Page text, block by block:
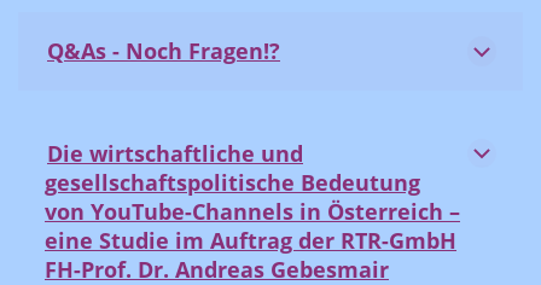
Q&As - Noch Fragen!?
Die wirtschaftliche und
gesellschaftspolitische Bedeutung
von YouTube-Channels in Österreich –
eine Studie im Auftrag der RTR-GmbH
FH-Prof. Dr. Andreas Gebesmair